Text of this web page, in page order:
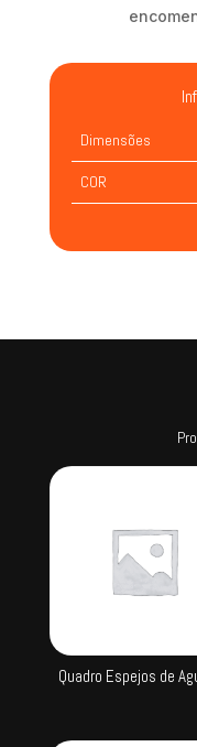
Dimensões
COR
Quadro Espejos de